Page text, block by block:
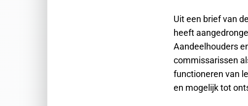
Uit een brief van
heeft
Aandeelhouders
commissarissen
functioneren van
en mogelijk tot